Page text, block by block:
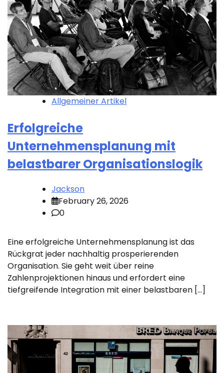
Allgemeiner Artikel
Erfolgreiche
Unternehmensplanung mit
belastbarer Organisationslogik
Jackson
February 26, 2026
0
Eine erfolgreiche Unternehmensplanung ist das
Rückgrat jeder nachhaltig prosperierenden
Organisation. Sie geht weit über reine
Zahlenprojektionen hinaus und erfordert eine
tiefgreifende Integration mit einer belastbaren […]